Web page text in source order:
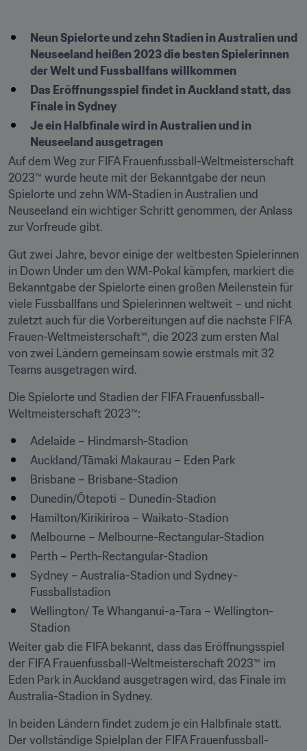
Neun Spielorte und zehn Stadien in Australien und
Neuseeland heißen 2023 die besten Spielerinnen
der Welt und Fussballfans willkommen
Das Eröffnungsspiel findet in Auckland statt, das
Finale in Sydney
Je ein Halbfinale wird in Australien und in
Neuseeland ausgetragen
Auf dem Weg zur FIFA Frauenfussball-Weltmeisterschaft
2023™ wurde heute mit der Bekanntgabe der neun
Spielorte und zehn WM-Stadien in Australien und
Neuseeland ein wichtiger Schritt genommen, der Anlass
zur Vorfreude gibt.
Gut zwei Jahre, bevor einige der weltbesten Spielerinnen
in Down Under um den WM-Pokal kämpfen, markiert die
Bekanntgabe der Spielorte einen großen Meilenstein für
viele Fussballfans und Spielerinnen weltweit – und nicht
zuletzt auch für die Vorbereitungen auf die nächste FIFA
Frauen-Weltmeisterschaft™, die 2023 zum ersten Mal
von zwei Ländern gemeinsam sowie erstmals mit 32
Teams ausgetragen wird.
Die Spielorte und Stadien der FIFA Frauenfussball-
Weltmeisterschaft 2023™:
Adelaide – Hindmarsh-Stadion
Auckland/Tāmaki Makaurau – Eden Park
Brisbane – Brisbane-Stadion
Dunedin/Ōtepoti – Dunedin-Stadion
Hamilton/Kirikiriroa – Waikato-Stadion
Melbourne – Melbourne-Rectangular-Stadion
Perth – Perth-Rectangular-Stadion
Sydney – Australia-Stadion und Sydney-
Fussballstadion
Wellington/ Te Whanganui-a-Tara – Wellington-
Stadion
Weiter gab die FIFA bekannt, dass das Eröffnungsspiel
der FIFA Frauenfussball-Weltmeisterschaft 2023™ im
Eden Park in Auckland ausgetragen wird, das Finale im
Australia-Stadion in Sydney.
In beiden Ländern findet zudem je ein Halbfinale statt.
Der vollständige Spielplan der FIFA Frauenfussball-